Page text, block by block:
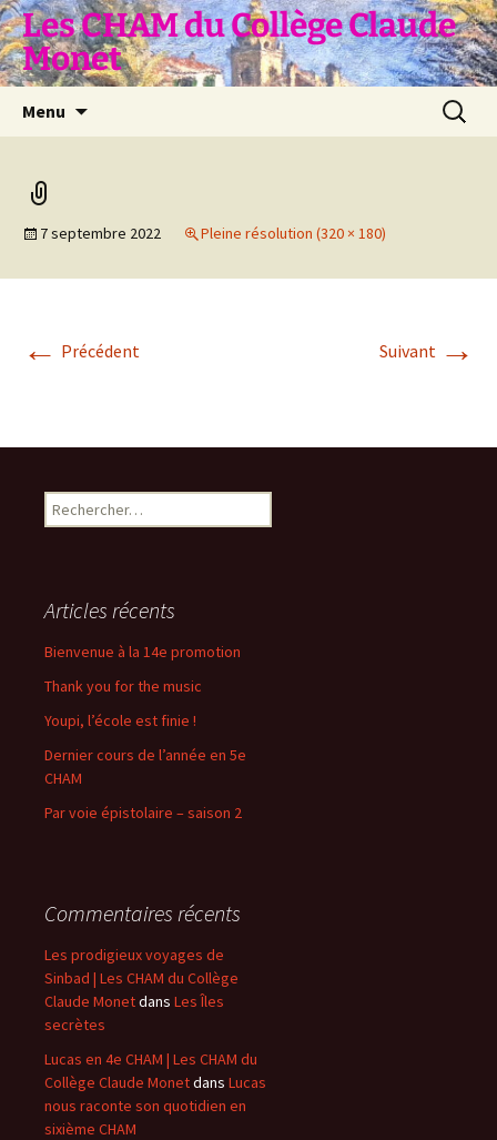
Aller
au
contenu
Les CHAM du Collège Claude
Monet
Menu
7 septembre 2022 Pleine résolution (320 × 180)
← Précédent Suivant →
Rechercher :
Articles récents
Bienvenue à la 14e promotion
Thank you for the music
Youpi, l’école est finie !
Dernier cours de l’année en 5e
CHAM
Par voie épistolaire – saison 2
Commentaires récents
Les prodigieux voyages de
Sinbad | Les CHAM du Collège
Claude Monetdans Les Îles
secrètes
Lucas en 4e CHAM | Les CHAM du
Collège Claude Monetdans Lucas
nous raconte son quotidien en
sixième CHAM